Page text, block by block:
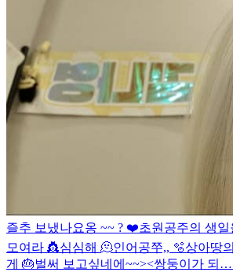
즐추 보냈나요옹 ~~ ? ❤️초원공주의 생
모여라 👸심심해 🫠인어공쭈,, 🫧상아땅
게 🎂벌써 보고싶네에~~><쌍둥이가 되…